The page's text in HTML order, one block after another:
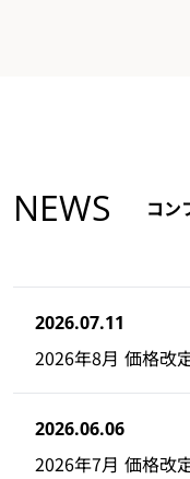
NEWS コン
2026.07.11
2026年8月 価格改
2026.06.06
2026年7月 価格改